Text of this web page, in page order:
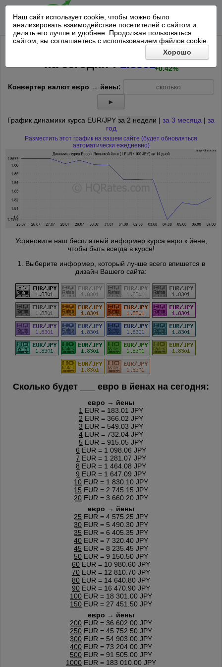
Наш сайт использует cookie, чтобы можно было
анализировать взаимодействие посетителей с сайтом и
делать его лучше и удобнее. Продолжая пользоваться
сайтом, вы соглашаетесь с использованием файлов cookie.
Хорошо
Курс Евро к 100 Японским йенам
насегодня :1.8301 +0.0077
+0.42%
Конвертер валют евро → йены:
►
График динамики курса EUR/JPY за 2 недели | за 3 месяца | за
год
Разместить этот график на вашем сайте (будет обновляться
автоматически ежедневно)
Установите наш бесплатный информер курса евро к йене,
чтобы быть всегда в курсе!
1. Выберите информер, который лучше всего впишется в
дизайн Вашего сайта:
Сколько будет евро в йенах на сегодня:
евро → йены
1 EUR = 183.01 JPY
2 EUR = 366.02 JPY
3 EUR = 549.03 JPY
4 EUR = 732.04 JPY
5 EUR = 915.05 JPY
6 EUR = 1 098.06 JPY
7 EUR = 1 281.07 JPY
8 EUR = 1 464.08 JPY
9 EUR = 1 647.09 JPY
10 EUR = 1 830.10 JPY
15 EUR = 2 745.15 JPY
20 EUR = 3 660.20 JPY
евро → йены
25 EUR = 4 575.25 JPY
30 EUR = 5 490.30 JPY
35 EUR = 6 405.35 JPY
40 EUR = 7 320.40 JPY
45 EUR = 8 235.45 JPY
50 EUR = 9 150.50 JPY
60 EUR = 10 980.60 JPY
70 EUR = 12 810.70 JPY
80 EUR = 14 640.80 JPY
90 EUR = 16 470.90 JPY
100 EUR = 18 301.00 JPY
150 EUR = 27 451.50 JPY
евро → йены
200 EUR = 36 602.00 JPY
250 EUR = 45 752.50 JPY
300 EUR = 54 903.00 JPY
400 EUR = 73 204.00 JPY
500 EUR = 91 505.00 JPY
1000 EUR = 183 010.00 JPY